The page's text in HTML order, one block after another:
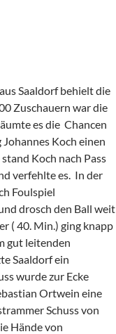
Saaldorf behielt die
Zuschauern war die
es die Chancen
Koch einen
Koch nach Pass
verfehlte es. In der
Foulspiel
drosch den Ball weit
( 40. Min.) ging knapp
gut leitenden
Saaldorf ein
wurde zur Ecke
Ortwein eine
Schuss von
Hände von